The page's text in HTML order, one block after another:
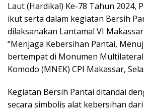
Laut (Hardikal) Ke-78 Tahun 2024,
ikut serta dalam kegiatan Bersih
dilaksanakan Lantamal VI
“Menjaga Kebersihan Pantai,
bertempat di Monumen Multilateral
Komodo (MNEK) CPI Makassar,
Kegiatan Bersih Pantai ditandai
secara simbolis alat kebersihan